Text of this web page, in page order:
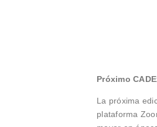
Próximo
La próxima
plataforma